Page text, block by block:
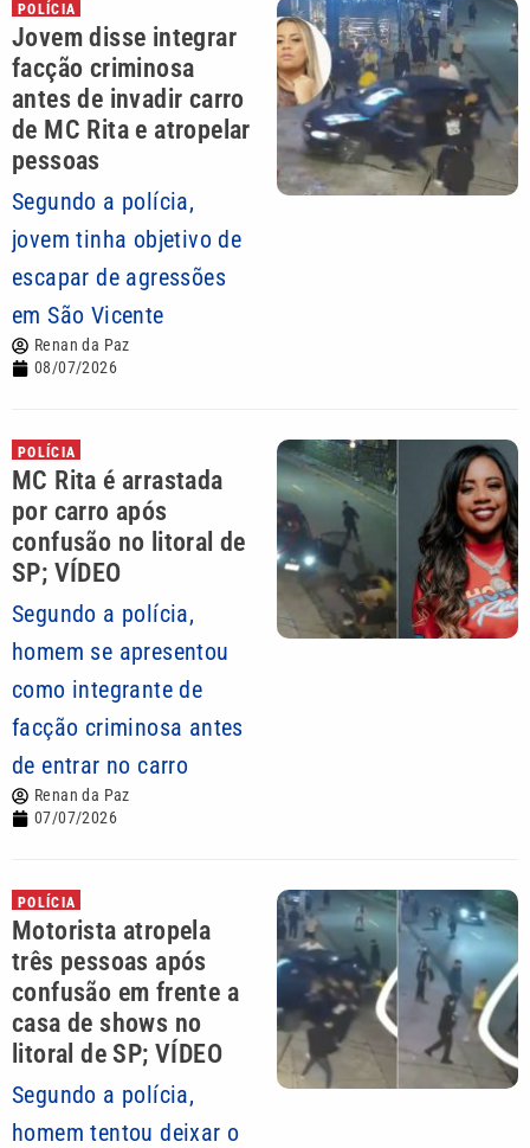
POLÍCIA
Jovem disse integrar
facção criminosa
antes de invadir carro
de MC Rita e atropelar
pessoas
Segundo a polícia,
jovem tinha objetivo de
escapar de agressões
em São Vicente
Renan da Paz
08/07/2026
POLÍCIA
MC Rita é arrastada
por carro após
confusão no litoral de
SP; VÍDEO
Segundo a polícia,
homem se apresentou
como integrante de
facção criminosa antes
de entrar no carro
Renan da Paz
07/07/2026
POLÍCIA
Motorista atropela
três pessoas após
confusão em frente a
casa de shows no
litoral de SP; VÍDEO
Segundo a polícia,
homem tentou deixar o